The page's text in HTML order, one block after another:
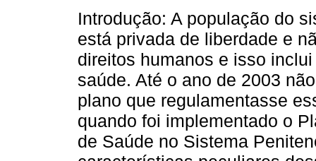
Introdução: A população do
está privada de liberdade e
direitos humanos e isso
saúde. Até o ano de 2003
plano que regulamentasse
quando foi implementado o
de Saúde no Sistema